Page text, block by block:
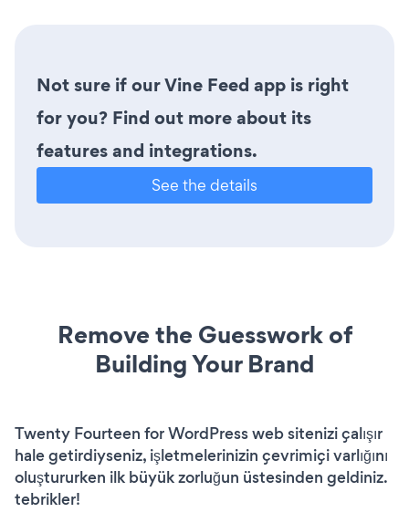
Not sure if our Vine Feed app is right
for you? Find out more about its
features and integrations.
See the details
Remove the Guesswork of
Building Your Brand
Twenty Fourteen for WordPress web sitenizi çalışır
hale getirdiyseniz, işletmelerinizin çevrimiçi varlığını
oluştururken ilk büyük zorluğun üstesinden geldiniz.
tebrikler!